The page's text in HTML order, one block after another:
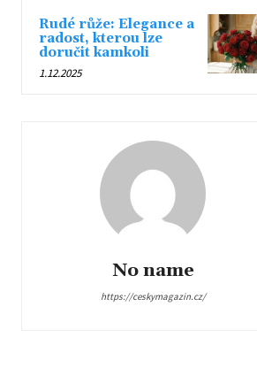
Rudé růže: Elegance a
radost, kterou lze
doručit kamkoli
1.12.2025
No name
https://ceskymagazin.cz/